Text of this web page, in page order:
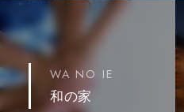
WA NO IE
和の家